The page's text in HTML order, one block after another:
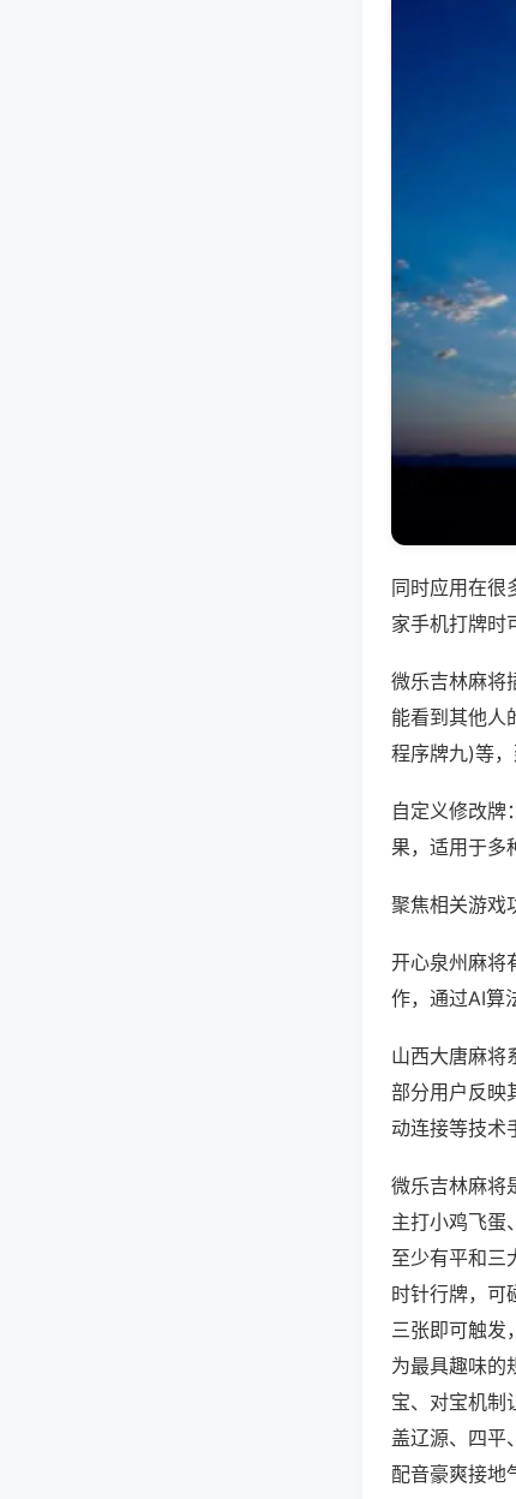
同时应用在很
家手机打牌时
微乐吉林麻将
能看到其他人
程序牌九)等
自定义修改牌
果，适用于多
聚焦相关游戏
开心泉州麻将
作，通过AI算
山西大唐麻将
部分用户反映
动连接等技术
微乐吉林麻将
主打小鸡飞蛋
至少有平和三
时针行牌，可
三张即可触发
为最具趣味的
宝、对宝机制
盖辽源、四平
配音豪爽接地